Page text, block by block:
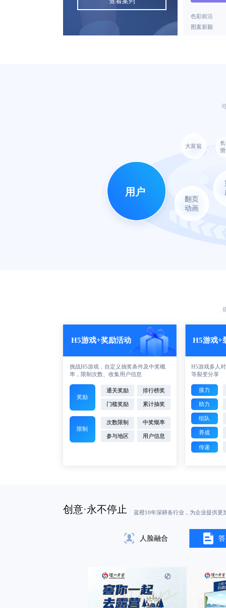
色彩前沿
图案新颖
用户
大富翁
翻页
动画
H5游戏+奖励活动
挑战H5游戏，自定义抽奖条件及中奖概
率，限制次数、收集用户信息
奖励
通关奖励 排行榜奖
门槛奖励 累计抽奖
限制
次数限制 中奖慨率
参与地区 用户信息
H5游戏+
H5游戏多人
等裂变分享
接力
助力
组队
养成
传递
创意·永不停止 蓝橙10年深耕各行业，为企业提供更
人脸融合